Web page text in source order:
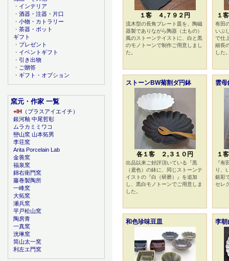
１客 ４,７９２円
流木型の長角プレート皿を、陶磁
器製でありながら陶器（土もの）
風のストーンテイストに、白と黒
のモノトーンで制作ご用意しまし
た。
１
有田
いぶ
で仕
細長
した
ストーンBW菊割ダ円鉢
各１客 ２,３１０円
出品以来ご好評頂いている『黒
（鳶色）の鉢に、同じストーンテ
イストの『白（研磨）』を追加
し、黒白モノトーンでご用意しま
した。
雲
１
『有
り、
銀彩
セレ
和色珍味豆皿 李朝
・ インテリア
・ 酒器・注器・片口
・ 小物・カトラリー
・ 茶器・ポット
ギフト
・ プレゼント
・ イベントギフト
・ 引き出物
・ ご贈答
・ ギフト・オプション
窯元・作家 一覧
+IH （プラスアイエイチ）
銀河釉 中尾哲彰
ムラカミミワコ
巒山窯 山本拓男
李荘窯
Arita Porcelain Lab
金善窯
福泉窯
錦右衛門窯
藤巻製陶所
一峰窯
大拓窯
瀬兵窯
平戸松山窯
陶房青
一真窯
洸琳窯
筒山太一窯
利左エ門窯